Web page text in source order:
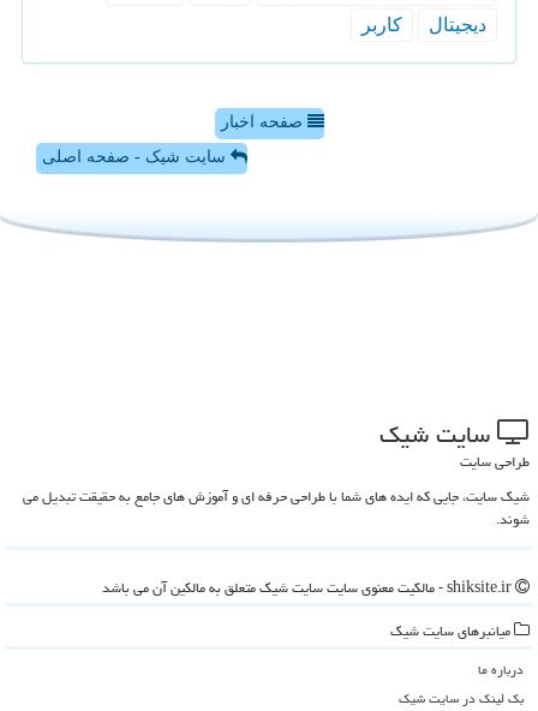
دیجیتال
كاربر
صفحه اخبار
سایت شیک - صفحه اصلی
سایت شیك
طراحی سایت
شیک سایت، جایی که ایده های شما با طراحی حرفه ای و آموزش های جامع به حقیقت تبدیل می
شوند.
میانبرهای سایت شیك
درباره ما
بک لینک در سایت شیك